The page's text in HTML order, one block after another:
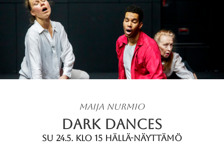
MAIJA NURMIO
DARK DANCES
Su 24.5. klo 15Hällä-näyttämö